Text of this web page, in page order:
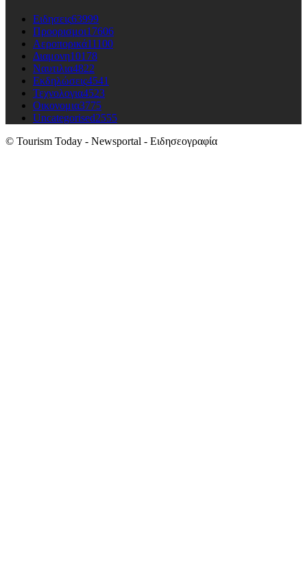
Ειδησεις63999
Προορισμοι17606
Αεροπορικά11100
Διαμονη10178
Ναυτιλια4822
Εκδηλώσεις4541
Τεχνολογια4523
Οικονομια3775
Uncategorised2555
© Tourism Today - Newsportal - Ειδησεογραφία